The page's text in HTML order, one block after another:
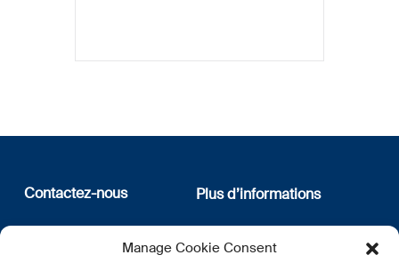
Manage Cookie Consent
Contactez-nous
12, rue Erasme
L-1468 Luxembourg
Plus d’informations
Qui sommes nous
Politique de confidentialité